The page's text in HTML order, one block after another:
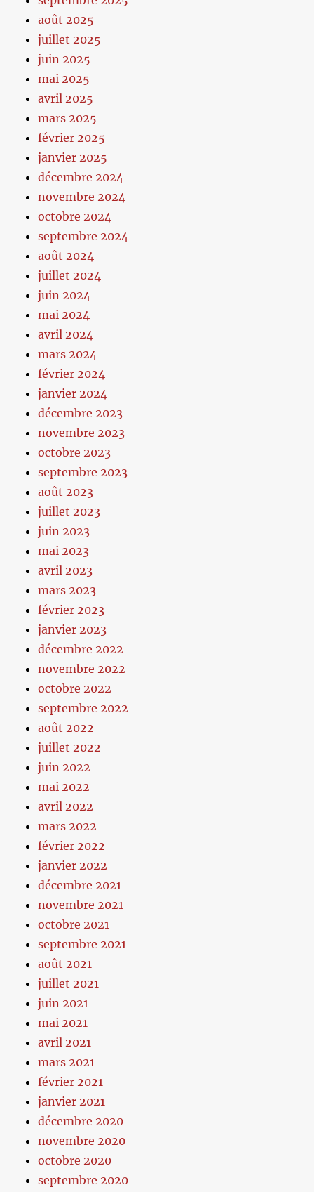
août 2025
juillet 2025
juin 2025
mai 2025
avril 2025
mars 2025
février 2025
janvier 2025
décembre 2024
novembre 2024
octobre 2024
septembre 2024
août 2024
juillet 2024
juin 2024
mai 2024
avril 2024
mars 2024
février 2024
janvier 2024
décembre 2023
novembre 2023
octobre 2023
septembre 2023
août 2023
juillet 2023
juin 2023
mai 2023
avril 2023
mars 2023
février 2023
janvier 2023
décembre 2022
novembre 2022
octobre 2022
septembre 2022
août 2022
juillet 2022
juin 2022
mai 2022
avril 2022
mars 2022
février 2022
janvier 2022
décembre 2021
novembre 2021
octobre 2021
septembre 2021
août 2021
juillet 2021
juin 2021
mai 2021
avril 2021
mars 2021
février 2021
janvier 2021
décembre 2020
novembre 2020
octobre 2020
septembre 2020